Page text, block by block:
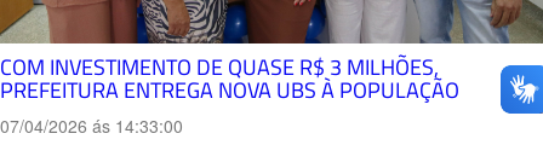
COM INVESTIMENTO DE QUASE R$ 3 MILHÕES,
PREFEITURA ENTREGA NOVA UBS À POPULAÇÃO
07/04/2026 ás 14:33:00